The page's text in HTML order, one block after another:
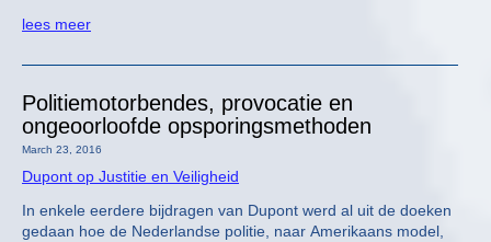
lees meer
Politiemotorbendes, provocatie en
ongeoorloofde opsporingsmethoden
March 23, 2016
Dupont op Justitie en Veiligheid
In enkele eerdere bijdragen van Dupont werd al uit de doeken
gedaan hoe de Nederlandse politie, naar Amerikaans model,